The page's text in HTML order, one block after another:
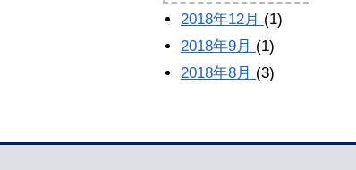
2018年12月 (1)
2018年9月 (1)
2018年8月 (3)